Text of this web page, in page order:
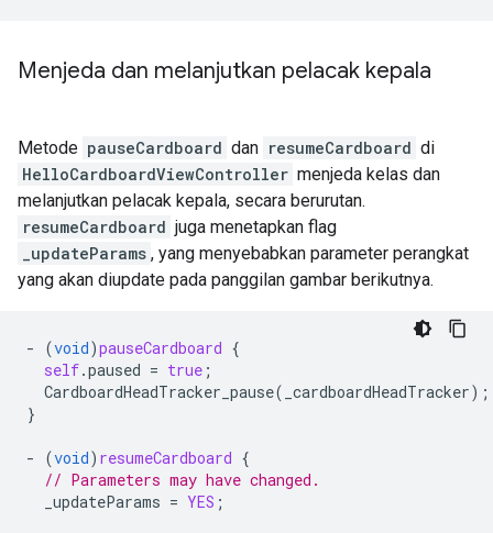
Menjeda dan melanjutkan pelacak kepala
Metode pauseCardboard dan resumeCardboard di
HelloCardboardViewController menjeda kelas dan
melanjutkan pelacak kepala, secara berurutan.
resumeCardboard juga menetapkan flag
_updateParams , yang menyebabkan parameter perangkat
yang akan diupdate pada panggilan gambar berikutnya.
- (void)pauseCardboard {
self.paused = true ;
CardboardHeadTracker_pause( _cardboardHeadTracker);
}
- (void) resumeCardboard {
// Parameters may have changed.
_updateParams = YES ;